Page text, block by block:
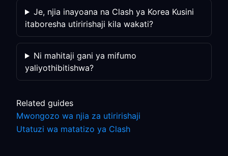
Je, njia inayoana na Clash ya Korea Kusini
itaboresha utiririshaji kila wakati?
Ni mahitaji gani ya mifumo
yaliyothibitishwa?
Related guides
Mwongozo wa njia za utiririshaji
Utatuzi wa matatizo ya Clash